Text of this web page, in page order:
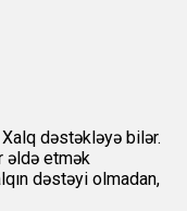
dəstəkləyə bilər.
əldə etmək
dəstəyi olmadan,